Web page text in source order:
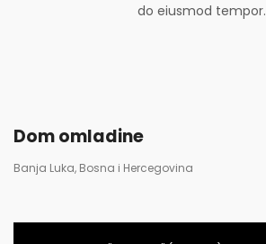
do eiusmod tempor.
Dom omladine
Banja Luka, Bosna i Hercegovina